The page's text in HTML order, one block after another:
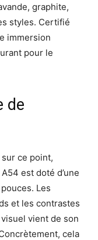
graphite,
styles. Certifié
immersion
pour le
de
ce point,
est doté d’une
Les
et les contrastes
vient de son
cela